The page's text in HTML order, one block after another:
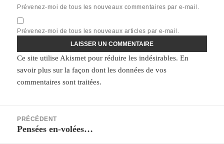
Prévenez-moi de tous les nouveaux commentaires par e-mail.
Prévenez-moi de tous les nouveaux articles par e-mail.
Ce site utilise Akismet pour réduire les indésirables.En
savoir plus sur la façon dont les données de vos
commentaires sont traitées.
PRÉCÉDENT
Article
Pensées en-volées…